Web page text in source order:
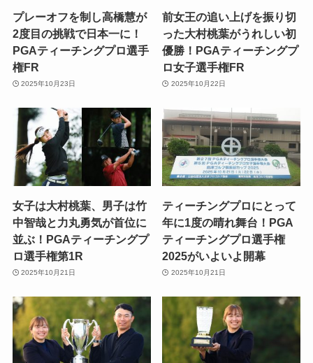
プレーオフを制し高橋慧が
2度目の挑戦で日本一に！
PGAティーチングプロ選手
権FR
2025年10月23日
前女王の追い上げを振り切
った大村桃葉がうれしい初
優勝！PGAティーチングプ
ロ女子選手権FR
2025年10月22日
女子は大村桃葉、男子は竹
中智哉と力丸勇気が首位に
並ぶ！PGAティーチングプ
ロ選手権第1R
2025年10月21日
ティーチングプロにとって
年に1度の晴れ舞台！PGA
ティーチングプロ選手権
2025がいよいよ開幕
2025年10月21日